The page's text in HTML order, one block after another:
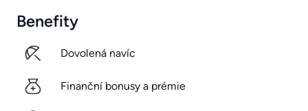
Benefity
Dovolená navíc
Finanční bonusy a prémie